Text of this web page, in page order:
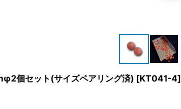
個セット(サイズペアリング済) [KT041-4]